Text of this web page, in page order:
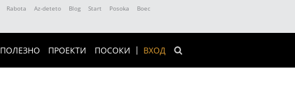
Rabota Az-deteto Blog Start Posoka
Boec
ВХОД
ПОЛЕЗНО ПРОЕКТИ ПОСОКИ